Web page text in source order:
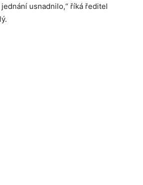
usnadnilo,“ říká ředitel